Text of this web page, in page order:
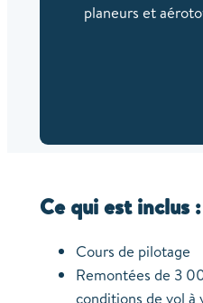
planeurs et
Ce qui est inclus :
Cours de pilotage
Remontées de 3
conditions de vol à